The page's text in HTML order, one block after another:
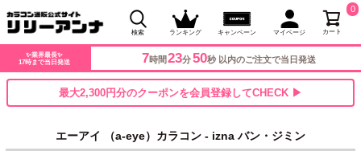
検索 ランキング キャンペーン マイページ カート
0
✨業界最長✨
17時まで当日発送
7時間 23分46秒 以内のご注文で当日発送
最大2,300円分のクーポンを会員登録してCHECK ▶
エーアイ （a-eye）カラコン - izna バン・ジミン